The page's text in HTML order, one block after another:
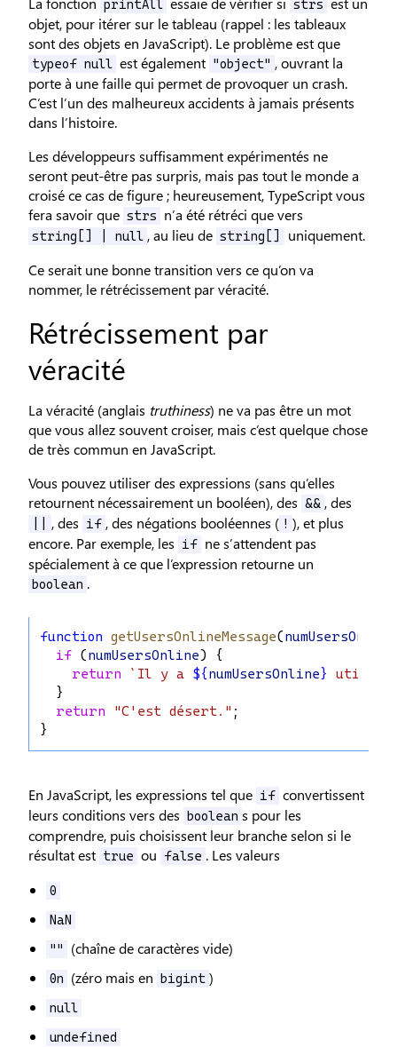
printAll strs
objet, pour itérer sur le tableau (rappel : les tableaux
sont des objets en JavaScript). Le problème est que
typeof null est également "object" , ouvrant la
porte à une faille qui permet de provoquer un crash.
C’est l’un des malheureux accidents à jamais présents
dans l’histoire.
Les développeurs suffisamment expérimentés ne
seront peut-être pas surpris, mais pas tout le monde a
croisé ce cas de figure ; heureusement, TypeScript vous
fera savoir que strs n’a été rétréci que vers
string[] | null , au lieu de string[]
uniquement.
Ce serait une bonne transition vers ce qu’on va
nommer, le rétrécissement par véracité.
Rétrécissement par
véracité
La véracité (anglais truthiness) ne va pas être un mot
que vous allez souvent croiser, mais c’est quelque chose
de très commun en JavaScript.
Vous pouvez utiliser des expressions (sans qu’elles
retournent nécessairement un booléen), des && , des
, des if , des négations booléennes ( ! ), et plus
encore. Par exemple, les
if ne s’attendent pas
spécialement à ce que l’expression retourne un
boolean .
function getUsersOnlineMessage(numUsersOnline
if (numUsersOnline) {
return
`Il y a ${numUsersOnline}
  }
return
"C'est désert." ;
}
En JavaScript, les expressions tel que if convertissent
leurs conditions vers des boolean s pour les
comprendre, puis choisissent leur branche selon si le
résultat est true ou false . Les valeurs
0
NaN
"" (chaîne de caractères vide)
0n (zéro mais en bigint )
null
undefined